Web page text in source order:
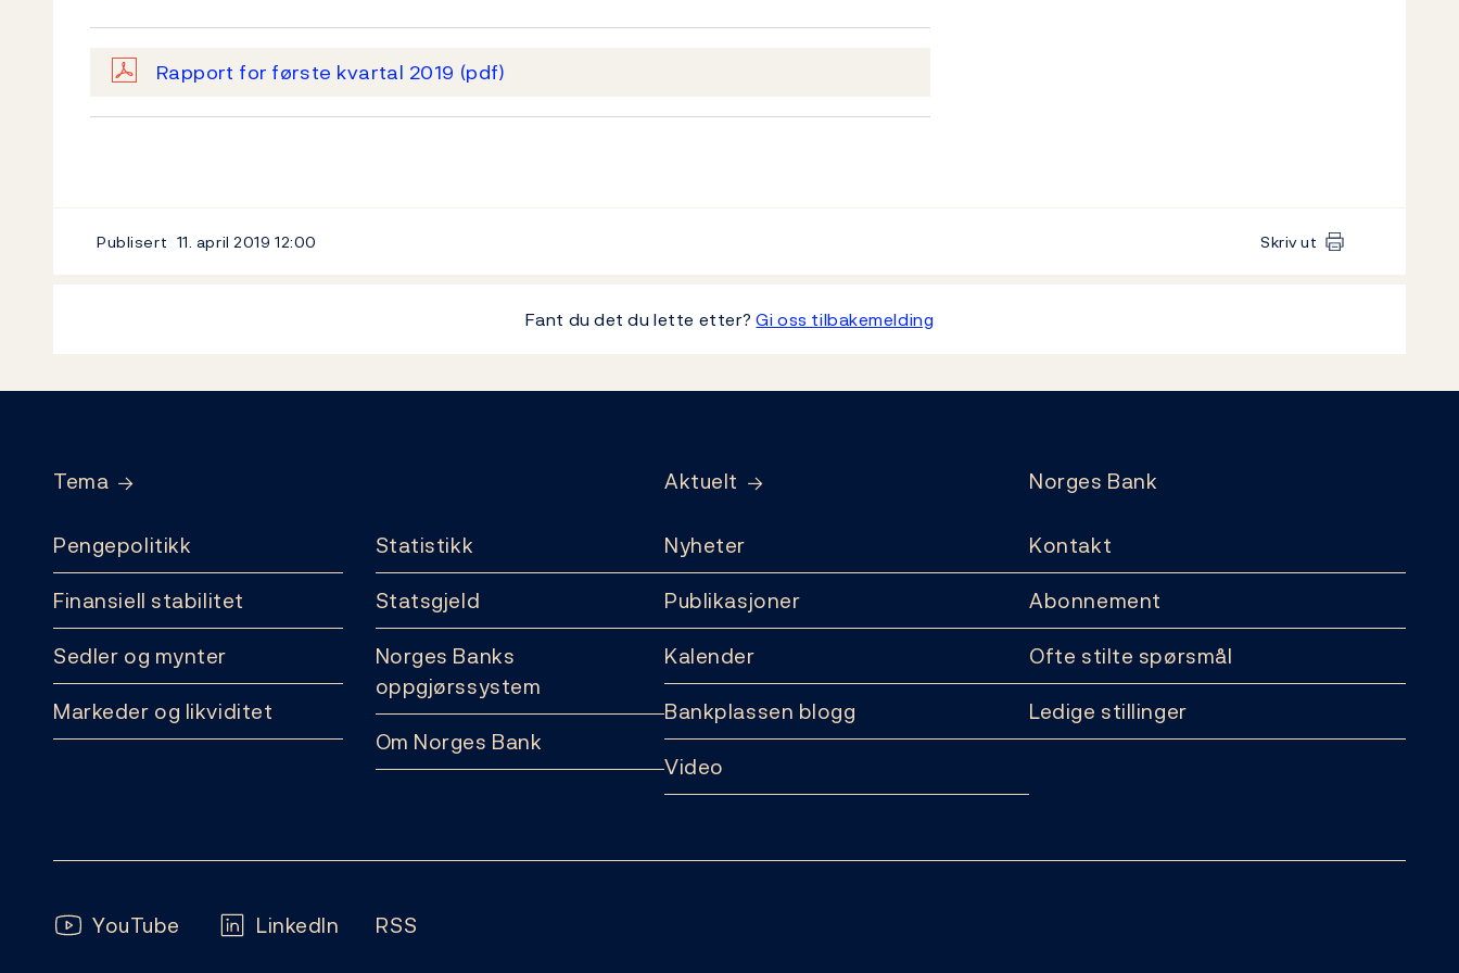
Rapport for første kvartal 2019 (pdf)
Publisert 11. april 201912:00 Skriv ut
Fant du det du lette etter?Gi oss tilbakemelding
Tema
Pengepolitikk
Finansiell stabilitet
Sedler og mynter
Markeder og likviditet
Statistikk
Statsgjeld
Norges Banks
oppgjørssystem
Om Norges Bank
Aktuelt
Nyheter
Publikasjoner
Kalender
Bankplassen blogg
Video
Norges Bank
Kontakt
Abonnement
Ofte stilte spørsmål
Ledige stillinger
Følg oss:
YouTube LinkedIn RSS